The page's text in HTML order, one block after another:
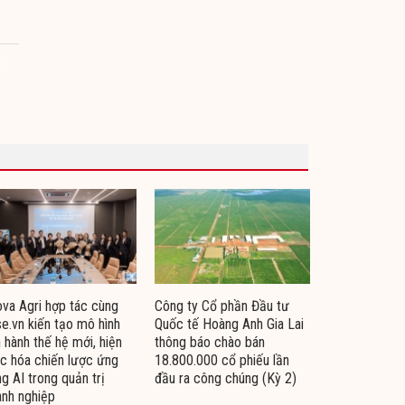
Agri hợp tác cùng
kiến tạo mô hình
hành thế hệ mới, hiện
hóa chiến lược ứng
AI trong quản trị
nghiệp
Công ty Cổ phần Đầu tư
Quốc tế Hoàng Anh Gia Lai
thông báo chào bán
18.800.000 cổ phiếu lần
đầu ra công chúng (Kỳ 2)